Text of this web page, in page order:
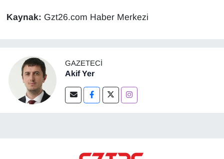
Kaynak: Gzt26.com Haber Merkezi
GAZETECI
Akif Yer